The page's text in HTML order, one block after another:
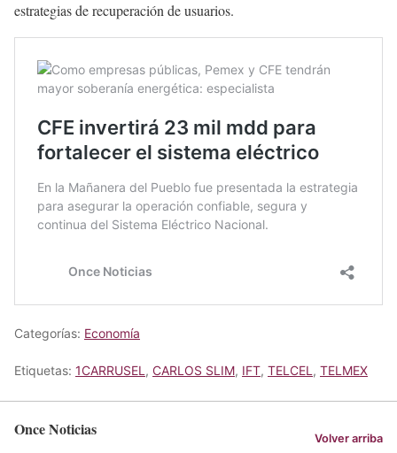
estrategias de recuperación de usuarios.
Categorías: Economía
Etiquetas: 1CARRUSEL , CARLOS SLIM, IFT, TELCEL , TELMEX
Once Noticias Volver arriba